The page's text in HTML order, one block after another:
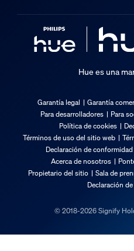
2 años
3 años
Ángulo de apertura
36
Índice de reproducción
≥80
Temperatura del color
Hue es una
Garantía legal Garantía
Para desarrolladores
Para
Política de cookies
Términos de uso del sitio web
Declaración de conformidad
Acerca de nosotros
Propietario del sitio
Sala de
Declaración
© 2018-2026 Signify